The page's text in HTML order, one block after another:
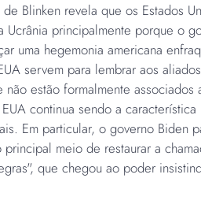
Blinken revela que os Estados
Ucrânia principalmente porque o
uma hegemonia americana
servem para lembrar aos
estão formalmente associados
continua sendo a característica
Em particular, o governo Biden
meio de restaurar a
que chegou ao poder